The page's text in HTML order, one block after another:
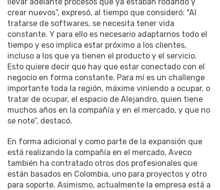
crear nuevos”, expresó, al tiempo que consideró: "Al
tratarse de softwares, se necesita tener vida
constante. Y para ello es necesario adaptarnos todo el
tiempo y eso implica estar próximo a los clientes,
incluso a los que ya tienen el producto y el servicio.
Esto quiere decir que hay que estar conectado con el
negocio en forma constante. Para mí es un challenge
importante toda la región, máxime viniendo a ocupar, o
tratar de ocupar, el espacio de Alejandro, quien tiene
muchos años en la compañía y en el mercado, y que no
se note”, destacó.
En forma adicional y como parte de la expansión que
está realizando la compañía en el mercado, Aveco
también ha contratado otros dos profesionales que
están basados en Colombia, uno para proyectos y otro
para soporte. Asimismo, actualmente la empresa está a